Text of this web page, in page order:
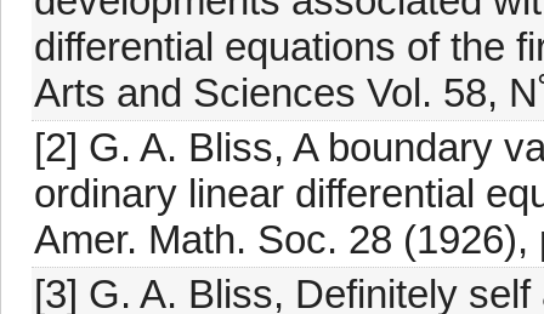
differential equations of the
Arts and Sciences Vol. 58,
[2] G. A. Bliss, A boundary
ordinary linear differential
Amer. Math. Soc. 28 (1926),
[3] G. A. Bliss, Definitely